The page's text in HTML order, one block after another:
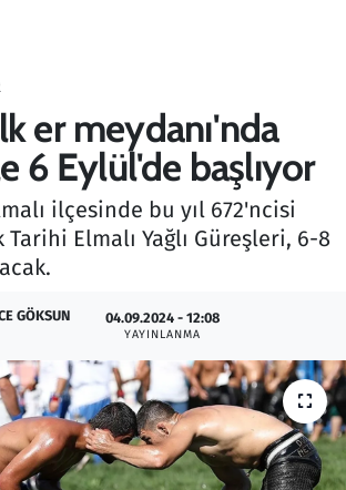
er meydanı'nda
6 Eylül'de başlıyor
ilçesinde bu yıl 672'ncisi
Elmalı Yağlı Güreşleri, 6-8
GÖKSUN 04.09.2024 - 12:08
YAYINLANMA